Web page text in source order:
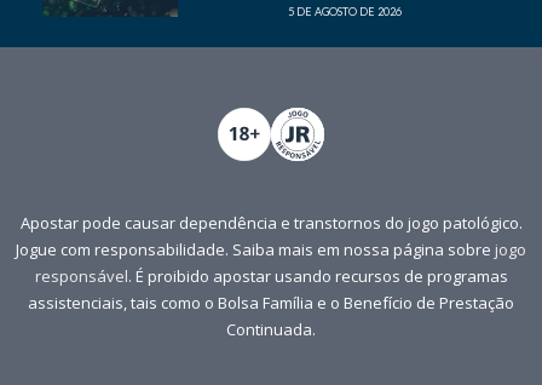
5 DE AGOSTO DE 2026
Apostar pode causar dependência e transtornos do jogo patológico.
Jogue com responsabilidade. Saiba mais em nossa página sobre jogo
responsável. É proibido apostar usando recursos de programas
assistenciais, tais como o Bolsa Família e o Benefício de Prestação
Continuada.